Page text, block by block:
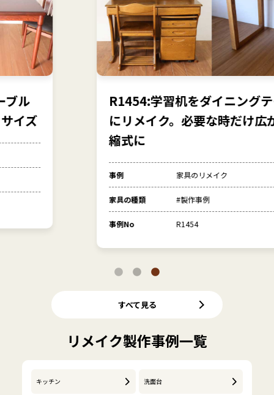
R1454:学習机をダイニングテーブル
にリメイク。必要な時だけ広がる伸
縮式に
家具のリメイク
#製作事例
事例No R1454
すべて見る
リメイク製作事例一覧
キッチン 洗面台